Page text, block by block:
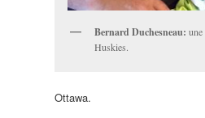
Bernard Duchesneau: une
Huskies.
Ottawa.